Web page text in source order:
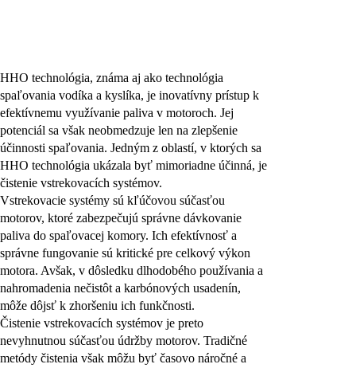
HHO technológia, známa aj ako technológia
spaľovania vodíka a kyslíka, je inovatívny prístup k
efektívnemu využívanie paliva v motoroch. Jej
potenciál sa však neobmedzuje len na zlepšenie
účinnosti spaľovania. Jedným z oblastí, v ktorých sa
HHO technológia ukázala byť mimoriadne účinná, je
čistenie vstrekovacích systémov.
Vstrekovacie systémy sú kľúčovou súčasťou
motorov, ktoré zabezpečujú správne dávkovanie
paliva do spaľovacej komory. Ich efektívnosť a
správne fungovanie sú kritické pre celkový výkon
motora. Avšak, v dôsledku dlhodobého používania a
nahromadenia nečistôt a karbónových usadenín,
môže dôjsť k zhoršeniu ich funkčnosti.
Čistenie vstrekovacích systémov je preto
nevyhnutnou súčasťou údržby motorov. Tradičné
metódy čistenia však môžu byť časovo náročné a